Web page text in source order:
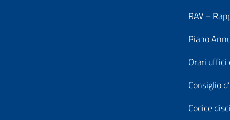
RAV –
Piano
Orari
Consiglio
Codice